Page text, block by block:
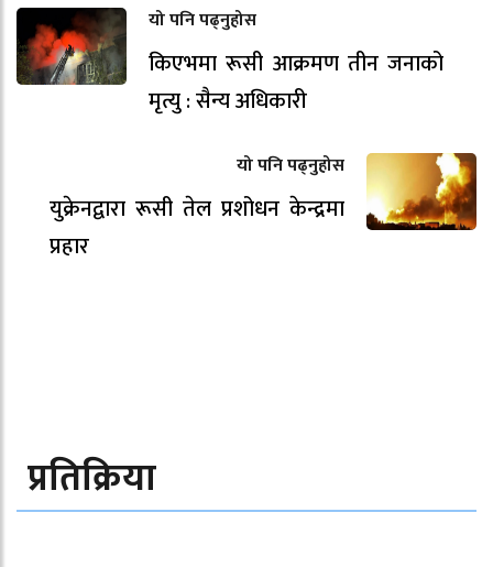
यो पनि पढ्नुहोस
किएभमा रूसी आक्रमण तीन जनाको
मृत्यु : सैन्य अधिकारी
यो पनि पढ्नुहोस
युक्रेनद्वारा रूसी तेल प्रशोधन केन्द्रमा
प्रहार
प्रतिक्रिया